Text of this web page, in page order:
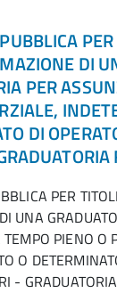
DI
PER
DI
PER
UNA
PIENO O
O
-